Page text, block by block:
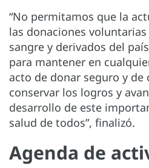
“No permitamos que la
las donaciones
sangre y derivados del
para mantener en
acto de donar seguro y
conservar los logros y
desarrollo de este
salud de todos”, finalizó.
Agenda de